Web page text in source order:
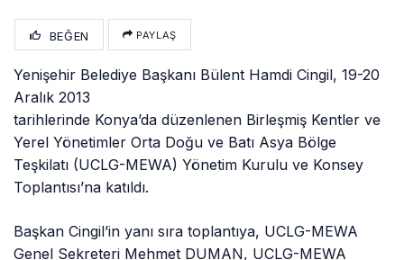
BEĞEN PAYLAŞ
Yenişehir Belediye Başkanı Bülent Hamdi Cingil, 19-20
Aralık 2013
tarihlerinde Konya’da düzenlenen Birleşmiş Kentler ve
Yerel Yönetimler Orta Doğu ve Batı Asya Bölge
Teşkilatı (UCLG-MEWA) Yönetim Kurulu ve Konsey
Toplantısı’na katıldı.
Başkan Cingil’in yanı sıra toplantıya, UCLG-MEWA
Genel Sekreteri Mehmet DUMAN, UCLG-MEWA